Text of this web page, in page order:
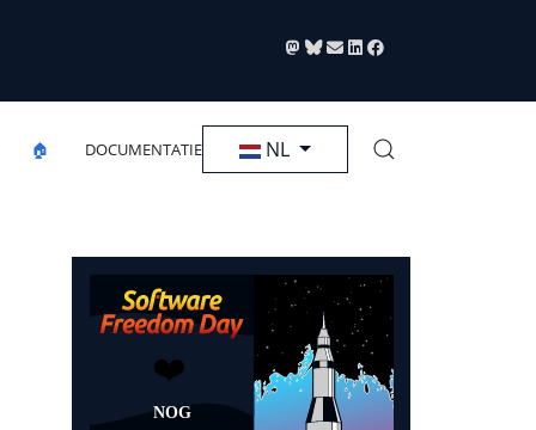
🏠 DOCUMENTATIESelecteer de taal
NL